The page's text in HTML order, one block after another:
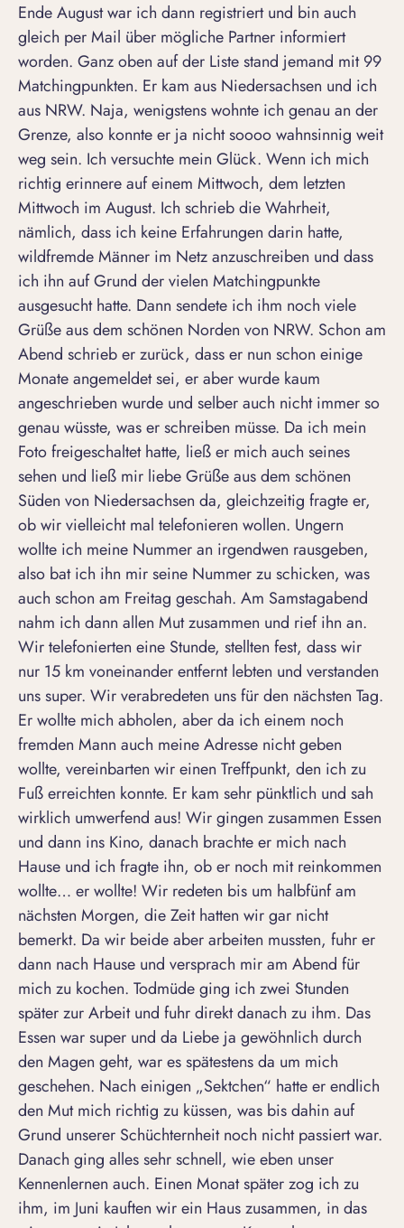
Ende August war ich dann registriert und bin auch
gleich per Mail über mögliche Partner informiert
worden. Ganz oben auf der Liste stand jemand mit 99
Matchingpunkten. Er kam aus Niedersachsen und ich
aus NRW. Naja, wenigstens wohnte ich genau an der
Grenze, also konnte er ja nicht soooo wahnsinnig weit
weg sein. Ich versuchte mein Glück. Wenn ich mich
richtig erinnere auf einem Mittwoch, dem letzten
Mittwoch im August. Ich schrieb die Wahrheit,
nämlich, dass ich keine Erfahrungen darin hatte,
wildfremde Männer im Netz anzuschreiben und dass
ich ihn auf Grund der vielen Matchingpunkte
ausgesucht hatte. Dann sendete ich ihm noch viele
Grüße aus dem schönen Norden von NRW. Schon am
Abend schrieb er zurück, dass er nun schon einige
Monate angemeldet sei, er aber wurde kaum
angeschrieben wurde und selber auch nicht immer so
genau wüsste, was er schreiben müsse. Da ich mein
Foto freigeschaltet hatte, ließ er mich auch seines
sehen und ließ mir liebe Grüße aus dem schönen
Süden von Niedersachsen da, gleichzeitig fragte er,
ob wir vielleicht mal telefonieren wollen. Ungern
wollte ich meine Nummer an irgendwen rausgeben,
also bat ich ihn mir seine Nummer zu schicken, was
auch schon am Freitag geschah. Am Samstagabend
nahm ich dann allen Mut zusammen und rief ihn an.
Wir telefonierten eine Stunde, stellten fest, dass wir
nur 15 km voneinander entfernt lebten und verstanden
uns super. Wir verabredeten uns für den nächsten Tag.
Er wollte mich abholen, aber da ich einem noch
fremden Mann auch meine Adresse nicht geben
wollte, vereinbarten wir einen Treffpunkt, den ich zu
Fuß erreichten konnte. Er kam sehr pünktlich und sah
wirklich umwerfend aus! Wir gingen zusammen Essen
und dann ins Kino, danach brachte er mich nach
Hause und ich fragte ihn, ob er noch mit reinkommen
wollte… er wollte! Wir redeten bis um halbfünf am
nächsten Morgen, die Zeit hatten wir gar nicht
bemerkt. Da wir beide aber arbeiten mussten, fuhr er
dann nach Hause und versprach mir am Abend für
mich zu kochen. Todmüde ging ich zwei Stunden
später zur Arbeit und fuhr direkt danach zu ihm. Das
Essen war super und da Liebe ja gewöhnlich durch
den Magen geht, war es spätestens da um mich
geschehen. Nach einigen „Sektchen“ hatte er endlich
den Mut mich richtig zu küssen, was bis dahin auf
Grund unserer Schüchternheit noch nicht passiert war.
Danach ging alles sehr schnell, wie eben unser
Kennenlernen auch. Einen Monat später zog ich zu
ihm, im Juni kauften wir ein Haus zusammen, in das